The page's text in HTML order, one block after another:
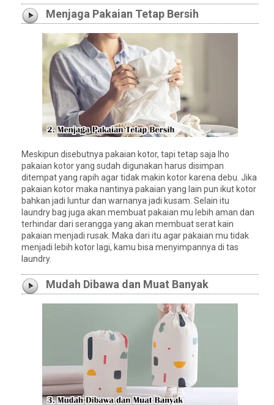
Menjaga Pakaian Tetap Bersih
Meskipun disebutnya pakaian kotor, tapi tetap saja lho
pakaian kotor yang sudah digunakan harus disimpan
ditempat yang rapih agar tidak makin kotor karena debu. Jika
pakaian kotor maka nantinya pakaian yang lain pun ikut kotor
bahkan jadi luntur dan warnanya jadi kusam. Selain itu
laundry bag juga akan membuat pakaian mu lebih aman dan
terhindar dari serangga yang akan membuat serat kain
pakaian menjadi rusak. Maka dari itu agar pakaian mu tidak
menjadi lebih kotor lagi, kamu bisa menyimpannya di tas
laundry.
Mudah Dibawa dan Muat Banyak